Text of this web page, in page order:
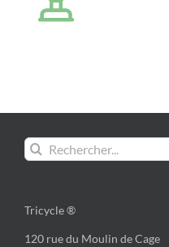
Rechercher:
Tricycle ®
120 rue du Moulin de Cage